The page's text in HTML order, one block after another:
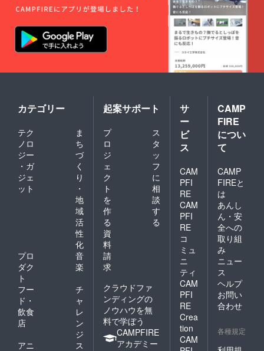
カテゴリー
テク
ノロ
ジー
・ガ
ジェ
ット
ま
ち
づ
く
り
・
地
域
活
性
化
プロ
ダク
ト
音
楽
フー
ド・
飲食
店
チ
ャ
レ
ン
ジ
アニ
ス
起案サポート
プ
ロ
ジ
ェ
ク
ト
を
作
る
ス
タ
ッ
フ
に
相
談
す
る
資
料
請
求
クラウドファ
ンディングの
ノウハウを無
料で学ぼう
CAMPFIRE
アカデミー
サ
ー
ビ
ス
CAM
PFI
RE
CAM
PFI
RE
コ
ミュ
ニ
ティ
CAM
PFI
RE
Crea
tion
CAM
CAMP
FIRE
につい
て
CAMP
FIREと
は
あんし
ん・安
全への
取り組
み
ニュー
ス
ヘルプ
お問い
合わせ
各種規定